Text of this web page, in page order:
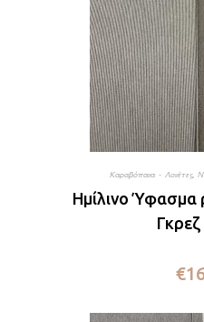
Καραβόπανα - Λονέτες,
Ημίλινο Ύφασμα
€